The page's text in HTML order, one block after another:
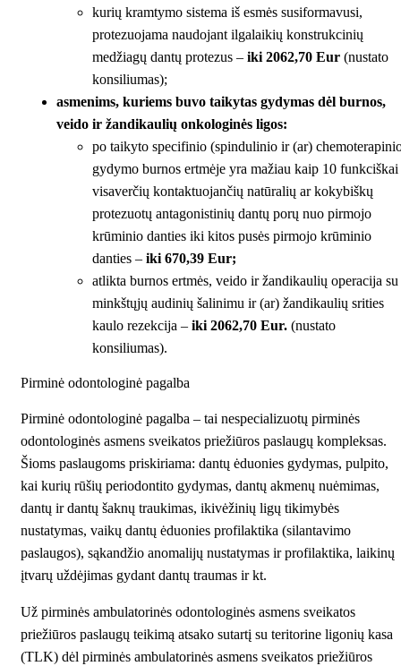
kurių kramtymo sistema iš esmės susiformavusi,
protezuojama naudojant ilgalaikių konstrukcinių
medžiagų dantų protezus – iki 2062,70 Eur (nustato
konsiliumas);
asmenims, kuriems buvo taikytas gydymas dėl burnos,
veido ir žandikaulių onkologinės ligos:
po taikyto specifinio (spindulinio ir (ar)
gydymo burnos ertmėje yra mažiau kaip 10 funkciškai
visaverčių kontaktuojančių natūralių ar kokybiškų
protezuotų antagonistinių dantų porų nuo pirmojo
krūminio danties iki kitos pusės pirmojo krūminio
danties – iki 670,39 Eur;
atlikta burnos ertmės, veido ir žandikaulių operacija su
minkštųjų audinių šalinimu ir (ar) žandikaulių srities
kaulo rezekcija – iki 2062,70 Eur. (nustato
konsiliumas).
Pirminė odontologinė pagalba
Pirminė odontologinė pagalba – tai nespecializuotų pirminės
odontologinės asmens sveikatos priežiūros paslaugų kompleksas.
Šioms paslaugoms priskiriama: dantų ėduonies gydymas, pulpito,
kai kurių rūšių periodontito gydymas, dantų akmenų nuėmimas,
dantų ir dantų šaknų traukimas, ikivėžinių ligų tikimybės
nustatymas, vaikų dantų ėduonies profilaktika (silantavimo
paslaugos), sąkandžio anomalijų nustatymas ir profilaktika, laikinų
įtvarų uždėjimas gydant dantų traumas ir kt.
Už pirminės ambulatorinės odontologinės asmens sveikatos
priežiūros paslaugų teikimą atsako sutartį su teritorine ligonių kasa
(TLK) dėl pirminės ambulatorinės asmens sveikatos priežiūros